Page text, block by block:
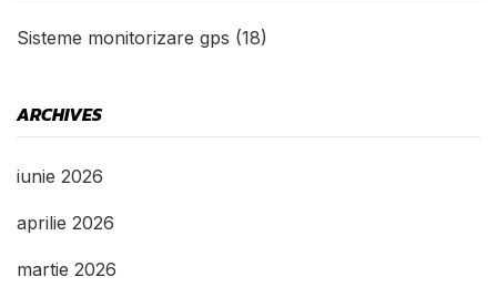
Sisteme monitorizare gps (18)
ARCHIVES
iunie 2026
aprilie 2026
martie 2026